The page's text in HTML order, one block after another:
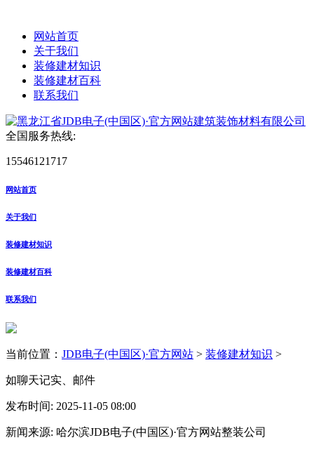
网站首页
关于我们
装修建材知识
装修建材百科
联系我们
全国服务热线:
15546121717
网站首页
关于我们
装修建材知识
装修建材百科
联系我们
当前位置： JDB电子(中国区)·官方网站 > 装修建材知识 >
如聊天记实、邮件
发布时间: 2025-11-05 08:00
新闻来源: 哈尔滨JDB电子(中国区)·官方网站整装公司